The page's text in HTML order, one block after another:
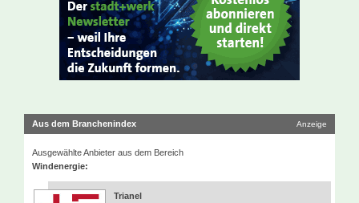
Aus dem Branchenindex Anzeige
Ausgewählte Anbieter aus dem Bereich
Windenergie:
Trianel